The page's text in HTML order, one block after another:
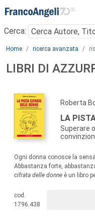
Menu
Cerca:
Main content
Home ricerca avanzata
LIBRI DI
Roberta
LA
Superare
Ogni donna conosce la
Abbastanza forte,
cifrata delle donne è un libro
viaggio di consapevolezza e
cod.
1796.438